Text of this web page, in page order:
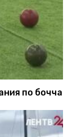
по бочча